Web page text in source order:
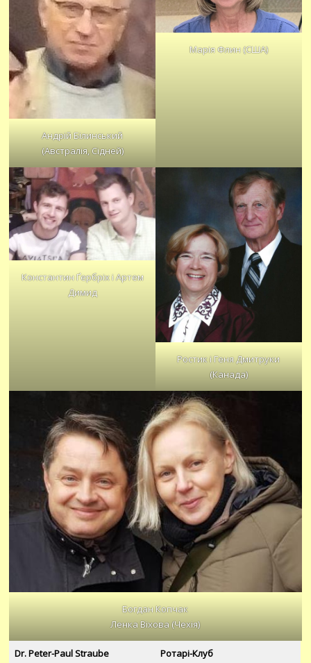
Андрій Білинський
(Австралія, Сідней)
Марія Флин (США)
Константин Ґербріх і Артем
Димид
Ростик і Геня Дмитруки
(Канада)
Богдан Копчак
Ленка Віхова (Чехія)
Dr. Peter-Paul Straube
Ротарі-Клуб